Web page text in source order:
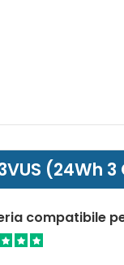
(24Wh 3
compatibile